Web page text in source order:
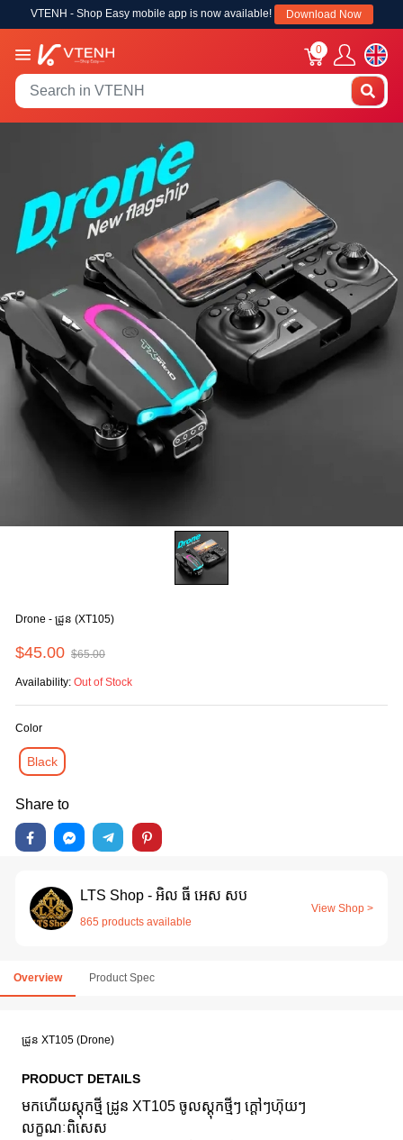
VTENH - Shop Easy mobile app is now available! Download Now
0
Drone - ដ្រូន (XT105)
$45.00 $65.00
Availability: Out of Stock
Color
Black
Share to
LTS Shop - អិល ធី អេស សប
865 products available
View Shop >
Overview Product Spec
ដ្រូន XT105 (Drone)
PRODUCT DETAILS
មកហើយស្តុកថ្មី ដ្រូន XT105 ចូលស្ដុកថ្មីៗ ក្ដៅៗហ៊ុយៗ
លក្ខណៈពិសេស